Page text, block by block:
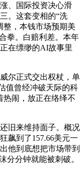
、国际投资决心滑
。这套变相的“洗
整，本钱市场预期美
拳。白赔利差。本年
在缥缈的AI故事里
尔正式交出权杖，单
值曾经冲破天际的科
热闹，放正在络绎不
旧来维持面子。概况
飙到了157.66美元一
他到底想把市场带到
分分钟就能被刺破。